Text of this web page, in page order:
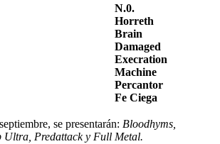
N.0.
Horreth
Brain
Damaged
Execration
Machine
Percantor
Fe Ciega
se presentarán: Bloodhyms,
Ultra, Predattack y Full Metal.